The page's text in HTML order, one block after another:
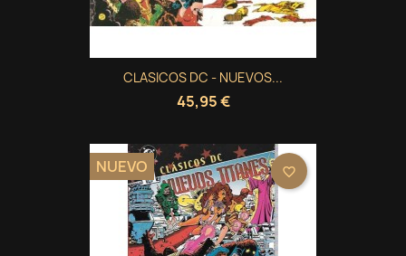
CLASICOS DC - NUEVOS...
45,95 €
NUEVO favorite_border